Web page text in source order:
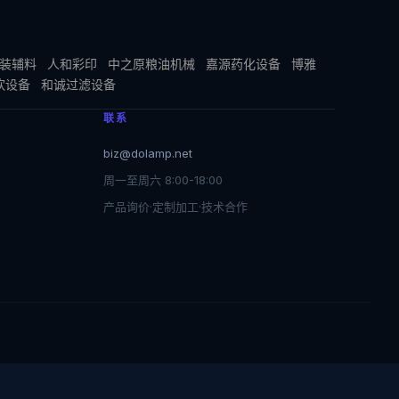
辅料 人和彩印 中之原粮油机械 嘉源药化设备
博雅
设备
和诚过滤设备
联系
biz@dolamp.net
周一至周六 8:00-18:00
产品询价·定制加工·技术合作